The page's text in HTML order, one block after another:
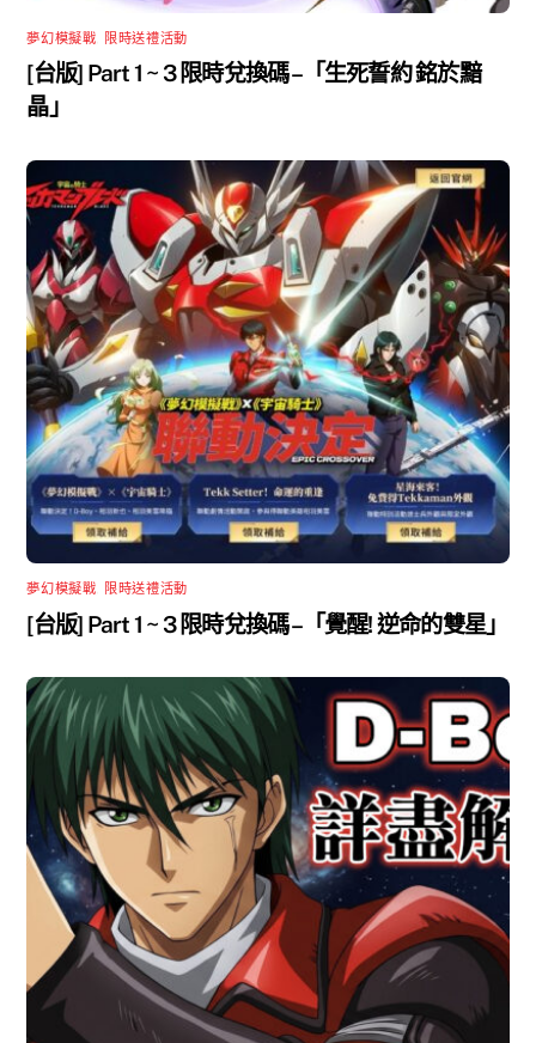
夢幻模擬戰 限時送禮活動
[台版] Part 1 ~ 3 限時兌換碼 –「生死誓約 銘於黯
晶」
夢幻模擬戰 限時送禮活動
[台版] Part 1 ~ 3 限時兌換碼 –「覺醒! 逆命的雙星」